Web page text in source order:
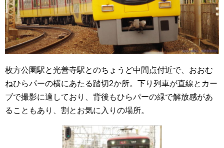
枚方公園駅と光善寺駅とのちょうど中間点付近で、おおむ
ねひらパーの横にあたる踏切2か所。下り列車が直線とカー
ブで撮影に適しており、背後もひらパーの緑で解放感があ
ることもあり、割とお気に入りの場所。